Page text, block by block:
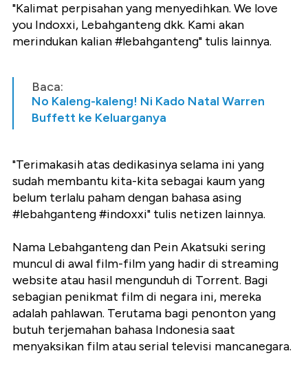
"Kalimat perpisahan yang menyedihkan. We love
you Indoxxi, Lebahganteng dkk. Kami akan
merindukan kalian #lebahganteng" tulis lainnya.
Baca:
No Kaleng-kaleng! Ni Kado Natal Warren
Buffett ke Keluarganya
"Terimakasih atas dedikasinya selama ini yang
sudah membantu kita-kita sebagai kaum yang
belum terlalu paham dengan bahasa asing
#lebahganteng #indoxxi" tulis netizen lainnya.
Nama Lebahganteng dan Pein Akatsuki sering
muncul di awal film-film yang hadir di streaming
website atau hasil mengunduh di Torrent. Bagi
sebagian penikmat film di negara ini, mereka
adalah pahlawan. Terutama bagi penonton yang
butuh terjemahan bahasa Indonesia saat
menyaksikan film atau serial televisi mancanegara.